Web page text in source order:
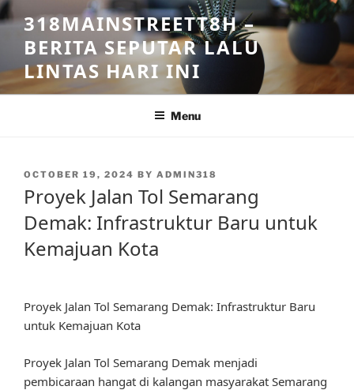
Skip
to
content
318MAINSTREETT8H –
BERITA SEPUTAR LALU
LINTAS HARI INI
Menu
POSTED
OCTOBER 19, 2024 BY ADMIN318
Proyek Jalan Tol Semarang
Demak: Infrastruktur Baru untuk
Kemajuan Kota
Proyek Jalan Tol Semarang Demak: Infrastruktur Baru
untuk Kemajuan Kota
Proyek Jalan Tol Semarang Demak menjadi
pembicaraan hangat di kalangan masyarakat Semarang